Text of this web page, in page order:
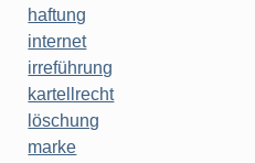
haftung
internet
irreführung
kartellrecht
löschung
marke